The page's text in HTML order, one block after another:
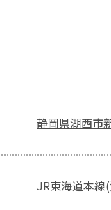
静岡県湖西市
JR東海道本線